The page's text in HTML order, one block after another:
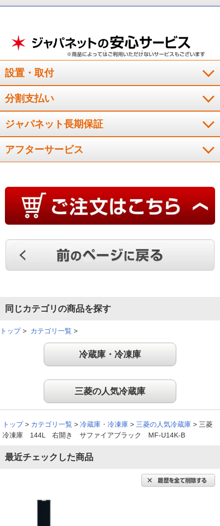
引き出し五段になっており 分別する時にとても便利です。大
きい物も上段スペ－スに収めることが出来て、使い勝手が良く
お気に入りです。
I.N様）
整理して保存しやすい
付かないので霜取り作業が不要です。
（三重県60代 M.T様）
静音でとても良い商品
収納量も多く、静かでとても良い商品だと思います。
重宝してます
大きさ的にも満足で、非常に重宝してます。
省スペースで容量も大きい
設置・取付
分割支払い
ジャパネット長期保証
アフターサービス
同じカテゴリの商品を探す
トップ> カテゴリ一覧 >
冷蔵庫・冷凍庫
三菱の人気冷蔵庫
トップ > カテゴリ一覧 > 冷蔵庫・冷凍庫 > 三菱の人気冷蔵庫 > 三菱
冷凍庫 144L 右開き サファイアブラック MF-U14K-B
最近チェックした商品